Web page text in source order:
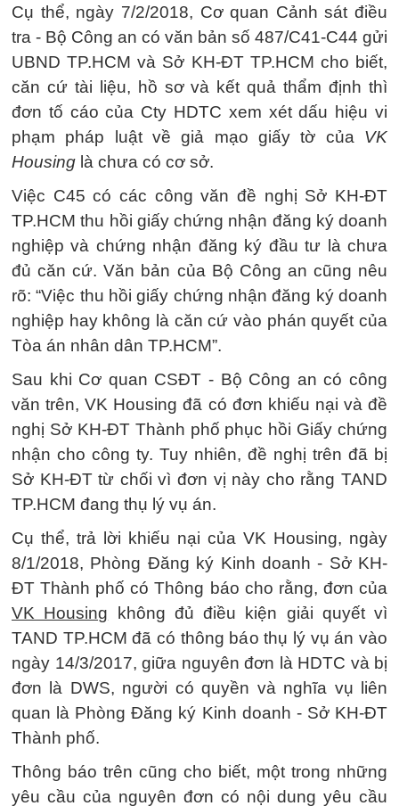
Cụ thể, ngày 7/2/2018, Cơ quan Cảnh sát điều
tra - Bộ Công an có văn bản số 487/C41-C44 gửi
UBND TP.HCM và Sở KH-ĐT TP.HCM cho biết,
căn cứ tài liệu, hồ sơ và kết quả thẩm định thì
đơn tố cáo của Cty HDTC xem xét dấu hiệu vi
phạm pháp luật về giả mạo giấy tờ của VK
Housing là chưa có cơ sở.
Việc C45 có các công văn đề nghị Sở KH-ĐT
TP.HCM thu hồi giấy chứng nhận đăng ký doanh
nghiệp và chứng nhận đăng ký đầu tư là chưa
đủ căn cứ. Văn bản của Bộ Công an cũng nêu
rõ: “Việc thu hồi giấy chứng nhận đăng ký doanh
nghiệp hay không là căn cứ vào phán quyết của
Tòa án nhân dân TP.HCM”.
Sau khi Cơ quan CSĐT - Bộ Công an có công
văn trên, VK Housing đã có đơn khiếu nại và đề
nghị Sở KH-ĐT Thành phố phục hồi Giấy chứng
nhận cho công ty. Tuy nhiên, đề nghị trên đã bị
Sở KH-ĐT từ chối vì đơn vị này cho rằng TAND
TP.HCM đang thụ lý vụ án.
Cụ thể, trả lời khiếu nại của VK Housing, ngày
8/1/2018, Phòng Đăng ký Kinh doanh - Sở KH-
ĐT Thành phố có Thông báo cho rằng, đơn của
VK Housing không đủ điều kiện giải quyết vì
TAND TP.HCM đã có thông báo thụ lý vụ án vào
ngày 14/3/2017, giữa nguyên đơn là HDTC và bị
đơn là DWS, người có quyền và nghĩa vụ liên
quan là Phòng Đăng ký Kinh doanh - Sở KH-ĐT
Thành phố.
Thông báo trên cũng cho biết, một trong những
yêu cầu của nguyên đơn có nội dung yêu cầu